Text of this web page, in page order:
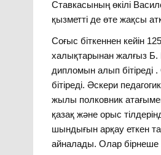
Ставкасының өкілі
қызметті де өте жақсы
Соғыс біткеннен кейін
халықтарынан жалғыз
дипломын алып
бітіреді. Әскери
жылы полковник
қазақ және орыс
шындығын арқау еткен
айналады. Олар